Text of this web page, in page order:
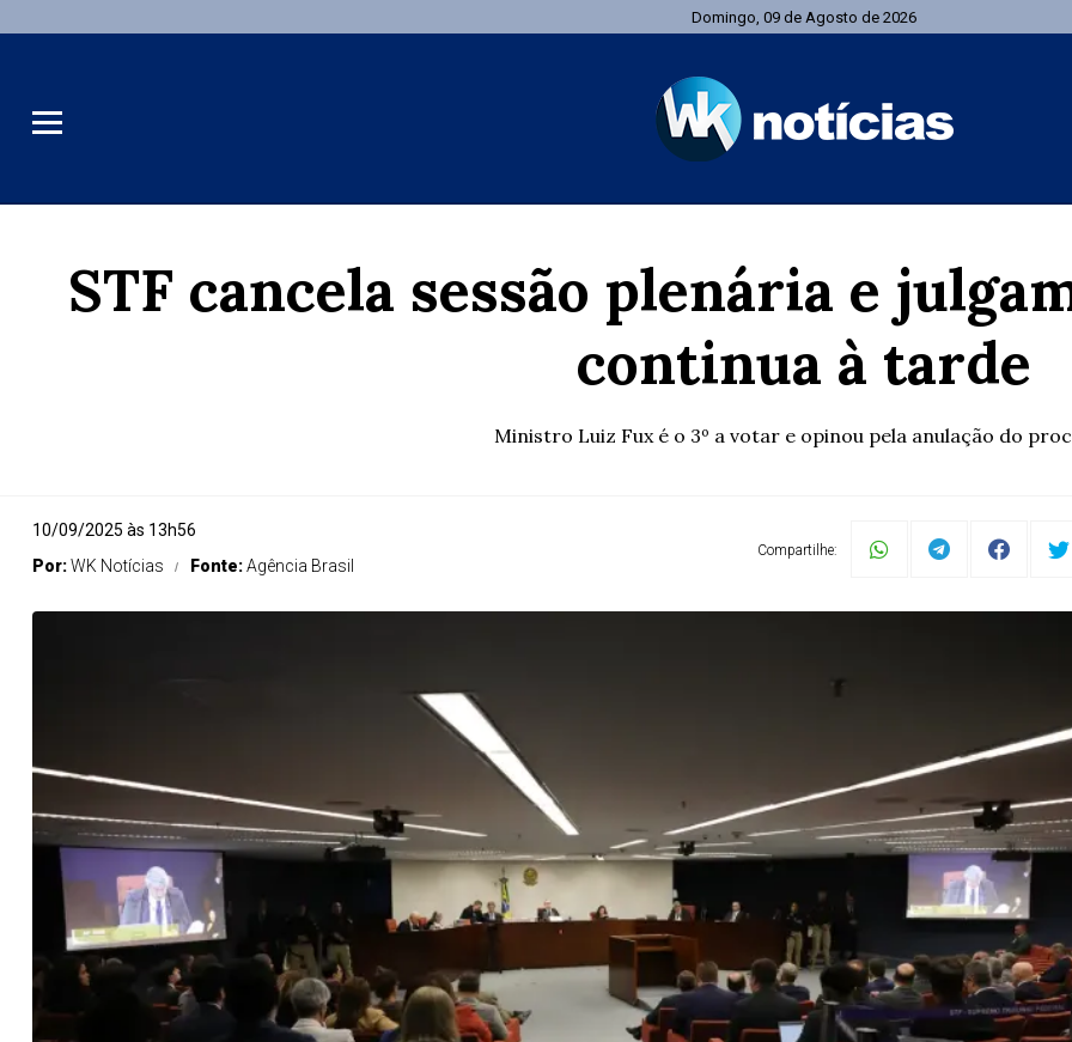
Domingo, 09 de Agosto de 2026
STF cancela sessão plenária e
continua à tarde
Ministro Luiz Fux é o 3º a votar e opinou pela anulação do
10/09/2025 às 13h56
Por:WK Notícias Fonte:Agência Brasil
Compartilhe: